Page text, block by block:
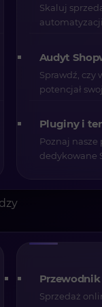
Skaluj
Audyt
Sprawdź, czy
potencjał
Pluginy i
Poznaj
dedykowane
Sprzedaż
marżę
różnica